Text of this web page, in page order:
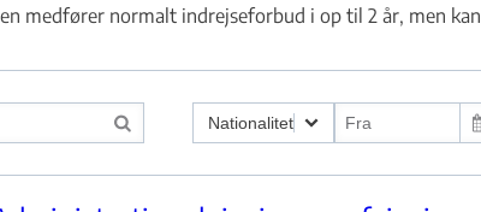
indrejse - Flere links
medfører normalt indrejseforbud i op til 2 år, men
Nationalitet